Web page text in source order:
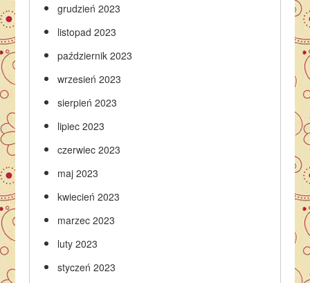
grudzień 2023
listopad 2023
październik 2023
wrzesień 2023
sierpień 2023
lipiec 2023
czerwiec 2023
maj 2023
kwiecień 2023
marzec 2023
luty 2023
styczeń 2023